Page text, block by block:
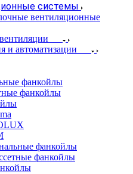
системы
вентиляционные
и автоматизации
фанкойлы
фанкойлы
фанкойлы
фанкойлы